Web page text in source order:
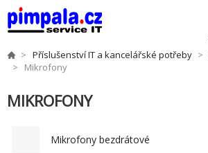
Příslušenství IT a kancelářské potřeby
Mikrofony
MIKROFONY
Mikrofony bezdrátové